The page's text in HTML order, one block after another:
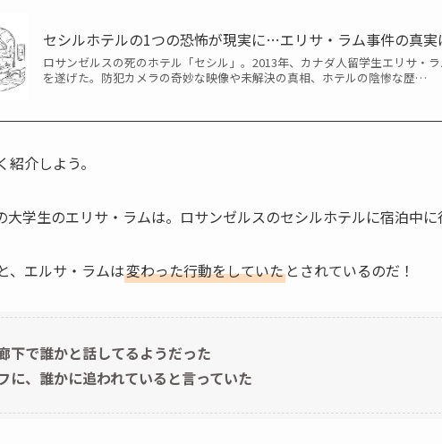
セシルホテルの1つの恐怖が現実に…エリサ・ラム事件の真
ロサンゼルスの死のホテル「セシル」。2013年、カナダ人留学生エリサ・
を遂げた。防犯カメラの奇妙な映像や未解決の真相、ホテルの陰惨な歴…
介しよう。
大学生のエリサ・ラムは。ロサンゼルスのセシルホテルに宿泊中
、エルサ・ラムは変わった行動をしていた とされているのだ！
下で誰かと話してるようだった
に、誰かに追われていると言っていた